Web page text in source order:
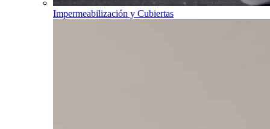
Impermeabilización y Cubiertas